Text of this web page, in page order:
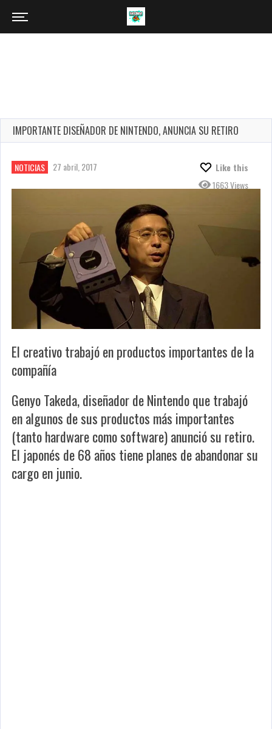
IMPORTANTE DISEÑADOR DE NINTENDO, ANUNCIA SU RETIRO
NOTICIAS 27 abril, 2017
Like this
1663 Views
El creativo trabajó en productos importantes de la
compañía
Genyo Takeda, diseñador de Nintendo que trabajó
en algunos de sus productos más importantes
(tanto hardware como software) anunció su retiro.
El japonés de 68 años tiene planes de abandonar su
cargo en junio.